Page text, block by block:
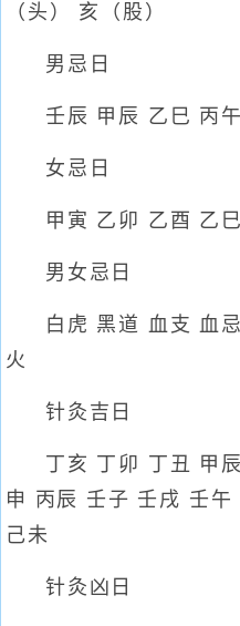
（头） 亥（股）
男忌日
壬辰 甲辰 乙巳 丙
女忌日
甲寅 乙卯 乙酉 乙
男女忌日
白虎 黑道 血支 血
火
针灸吉日
丁亥 丁卯 丁丑 甲
申 丙辰 壬子 壬戌 壬
己未
针灸凶日